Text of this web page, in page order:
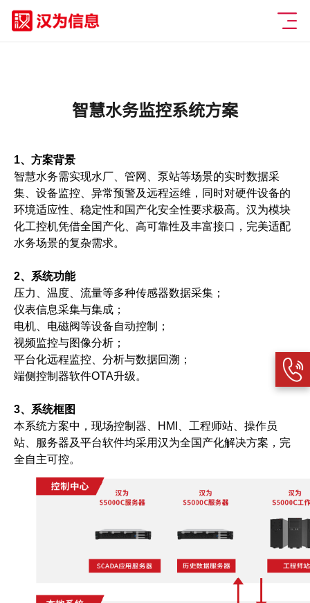
智慧水务监控系统方案
1、方案背景
智慧水务需实现水厂、管网、泵站等场景的实时数据采
集、设备监控、异常预警及远程运维 ，同时对硬件设备的
环境适应性、稳定性和国产化安全性要求极高。汉为模块
化工控机凭借全国产化、高可靠性及丰富接口，完美适配
水务场景的复杂需求。
2、系统功能
压力、温度、流量等多种传感器数据采集；
仪表信息采集与集成；
电机、电磁阀等设备自动控制；
视频监控与图像分析；
平台化远程监控、分析与数据回溯；
端侧控制器软件OTA升级。
3、系统框图
本系统方案中，现场控制器、
HMI
、工程师站、操作员
站、服务器及平台软件均采用汉为全国产化解决方案，完
全自主可控。